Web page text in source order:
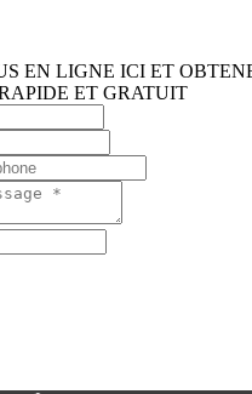
EN LIGNE ICI ET
ET GRATUIT